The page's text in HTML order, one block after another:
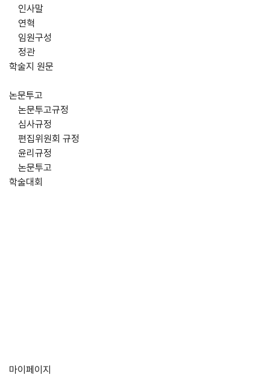
인사말
연혁
임원구성
정관
학술지 원문
논문투고
논문투고규정
심사규정
편집위원회 규정
윤리규정
논문투고
학술대회
마이페이지